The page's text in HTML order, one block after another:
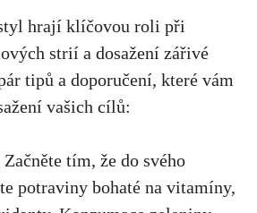
hrají klíčovou⁣ roli při
strií a dosažení ‌zářivé
tipů a doporučení, které vám
vašich cílů:
‍tím, že do svého
potraviny bohaté‌ na vitamíny,